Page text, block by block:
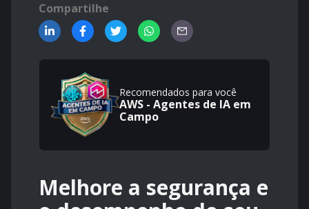
Compartilhe
Recomendados para você
AWS - Agentes de IA em
Campo
Melhore a segurança e